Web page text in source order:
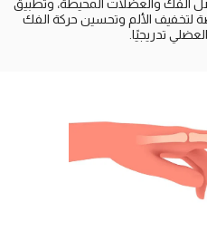
الفك والعضلات المحيطة، وتطبيق
لتخفيف الألم وتحسين حركة الفك
تدريجيًا.